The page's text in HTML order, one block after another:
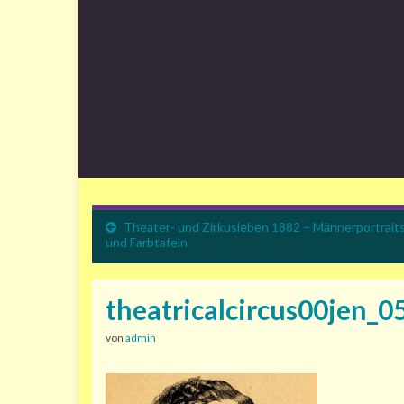
Theater- und Zirkusleben 1882 – Männerportraits
und Farbtafeln
von admin